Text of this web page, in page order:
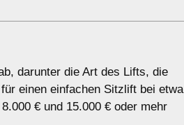
darunter die Art des Lifts, die
einen einfachen Sitzlift bei etwa
€ und 15.000 € oder mehr